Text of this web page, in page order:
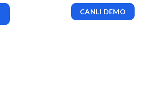
CANLI DEMO